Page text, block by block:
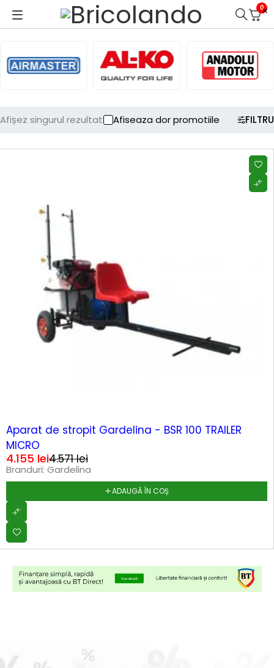
0
FILTRU
Afișez singurul rezultat Afiseaza dor promotiile
Aparat de stropit Gardelina - BSR 100 TRAILER
MICRO
4.571lei
4.155 lei
Branduri: Gardelina
ADAUGĂ ÎN COȘ